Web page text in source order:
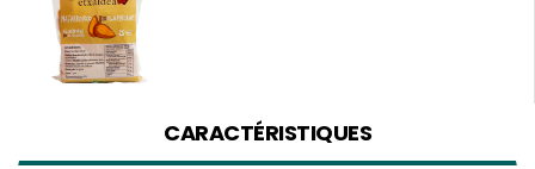
CARACTÉRISTIQUES